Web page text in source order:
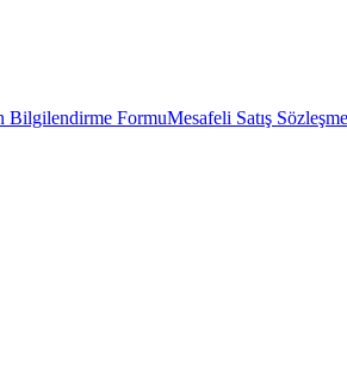
Bilgilendirme FormuMesafeli Satış